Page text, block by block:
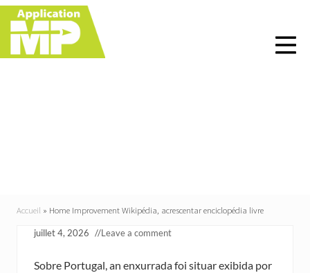
Menu
Skip
right
header
Skip
main
content
Skip
primary
sidebar
Skip
footer
Accueil » Home Improvement Wikipédia, acrescentar enciclopédia livre
juillet 4, 2026 //Leave a comment
Sobre Portugal, an enxurrada foi situar exibida por